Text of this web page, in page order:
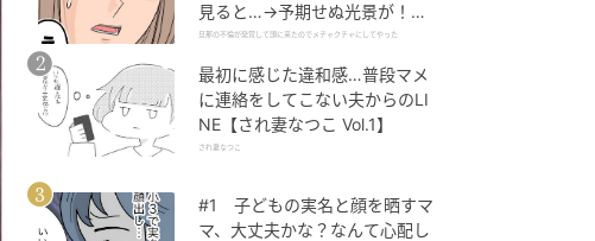
見ると…→予期せぬ光景が！｜
旦那の不倫が発覚して頭に来た
旦那の不倫が発覚して頭に来たのでメチャクチャにしてやった
最初に感じた違和感…普段マメ
に連絡をしてこない夫からのLI
NE【され妻なつこ Vol.1】
され妻なつこ
#1 子どもの実名と顔を晒すマ
マ、大丈夫かな？なんて心配し